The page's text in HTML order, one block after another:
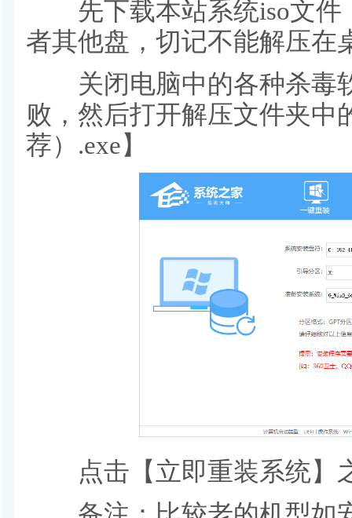
先下载本站系统iso文件
者其他盘，切记不能解压在
关闭电脑中的各种杀毒
败，然后打开解压文件夹中
荐）.exe】
点击【立即重装系统】